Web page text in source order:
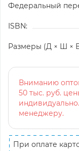
Федеральный
ISBN:
Размеры (Д × Ш ×
Вниманию
50 тыс. руб.
менеджеру.
При оплате